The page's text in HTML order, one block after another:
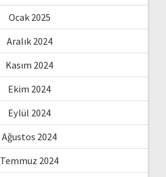
Ocak 2025
Aralık 2024
Kasım 2024
Ekim 2024
Eylül 2024
Ağustos 2024
Temmuz 2024